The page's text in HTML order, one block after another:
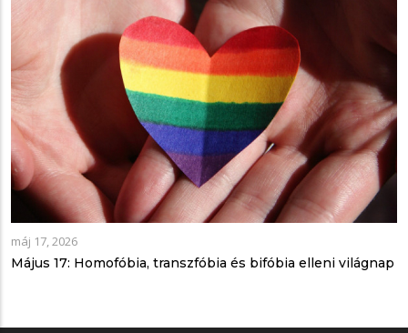
máj 17, 2026
Május 17: Homofóbia, transzfóbia és bifóbia elleni világnap